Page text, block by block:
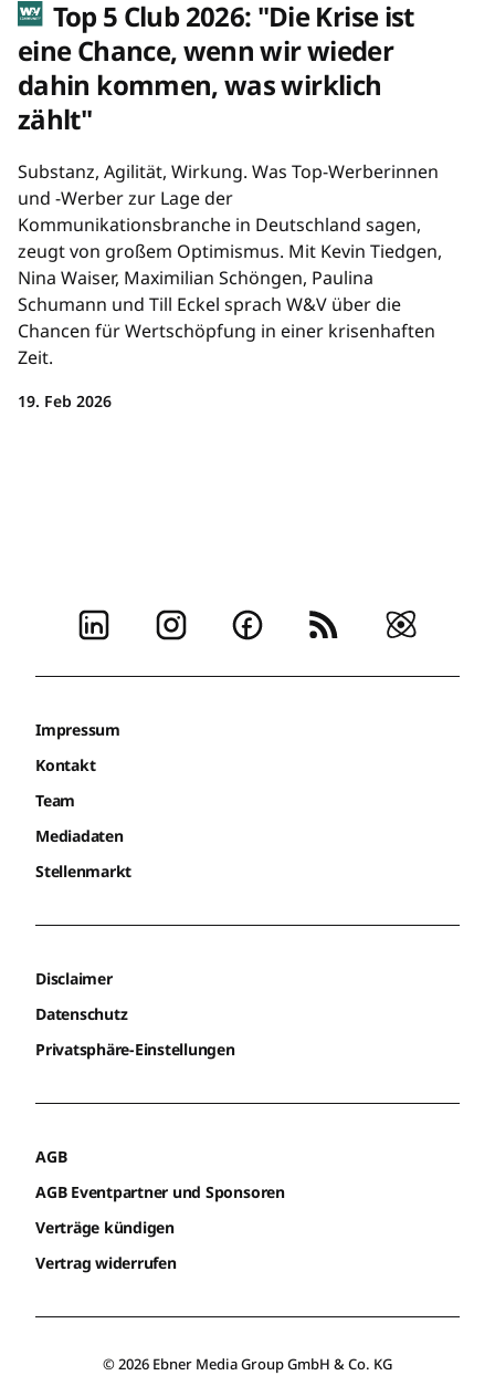
Top 5 Club 2026: "Die Krise ist
eine Chance, wenn wir wieder
dahin kommen, was wirklich
zählt"
Substanz, Agilität, Wirkung. Was Top-Werberinnen
und -Werber zur Lage der
Kommunikationsbranche in Deutschland sagen,
zeugt von großem Optimismus. Mit Kevin Tiedgen,
Nina Waiser, Maximilian Schöngen, Paulina
Schumann und Till Eckel sprach W&V über die
Chancen für Wertschöpfung in einer krisenhaften
Zeit.
19. Feb 2026
Impressum
Kontakt
Team
Mediadaten
Stellenmarkt
Disclaimer
Datenschutz
Privatsphäre-Einstellungen
AGB
AGB Eventpartner und Sponsoren
Verträge kündigen
Vertrag widerrufen
© 2026 Ebner Media Group GmbH & Co. KG